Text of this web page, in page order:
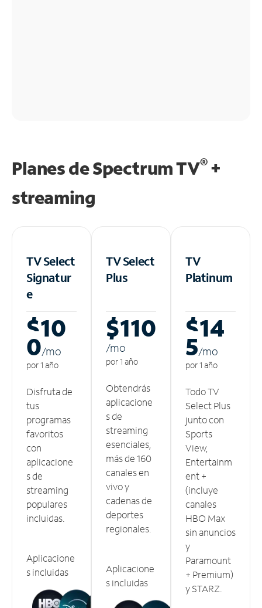
Planes de Spectrum TV®+
streaming
TV Select
Signatur
e
$10
0/mo
por 1 año
Disfruta de
tus
programas
favoritos
con
aplicacione
s de
streaming
populares
incluidas.
Aplicacione
s incluidas
TV Select
Plus
$110
/mo
por 1 año
Obtendrás
aplicacione
s de
streaming
esenciales,
más de 160
canales en
vivo y
cadenas de
deportes
regionales.
Aplicacione
s incluidas
TV
Platinum
$14
5/mo
por 1 año
Todo TV
Select Plus
junto con
Sports
View,
Entertainm
ent +
(incluye
canales
HBO Max
sin anuncios
y
Paramount
+ Premium)
y STARZ.